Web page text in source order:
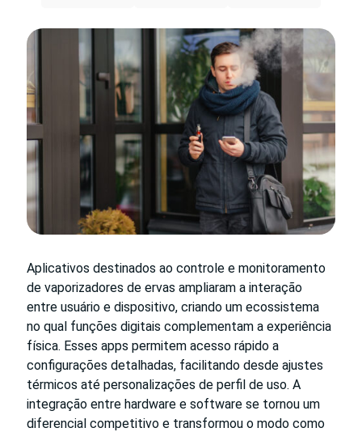
Aplicativos destinados ao controle e monitoramento
de vaporizadores de ervas ampliaram a interação
entre usuário e dispositivo, criando um ecossistema
no qual funções digitais complementam a experiência
física. Esses apps permitem acesso rápido a
configurações detalhadas, facilitando desde ajustes
térmicos até personalizações de perfil de uso. A
integração entre hardware e software se tornou um
diferencial competitivo e transformou o modo como